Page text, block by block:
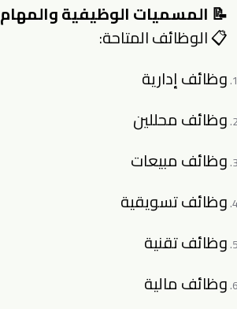
📝 المسميات الوظيفية والمهام
📋 الوظائف المتاحة:
وظائف إدارية
وظائف محللين
وظائف مبيعات
وظائف تسويقية
وظائف تقنية
وظائف مالية